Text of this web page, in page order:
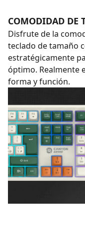
COMODIDAD DE
Disfrute de la
teclado de tamaño
estratégicamente
óptimo. Realmente
forma y función.